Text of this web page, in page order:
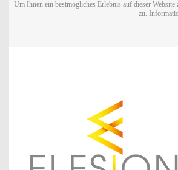
Um Ihnen ein bestmögliches Erlebnis auf dieser
zu.